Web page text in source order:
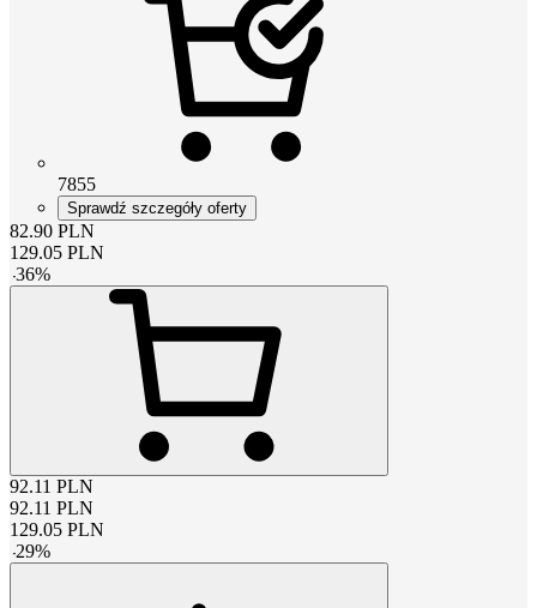
7855
Sprawdź szczegóły oferty
82.90 PLN
129.05 PLN
-36%
92.11 PLN
92.11 PLN
129.05 PLN
-29%